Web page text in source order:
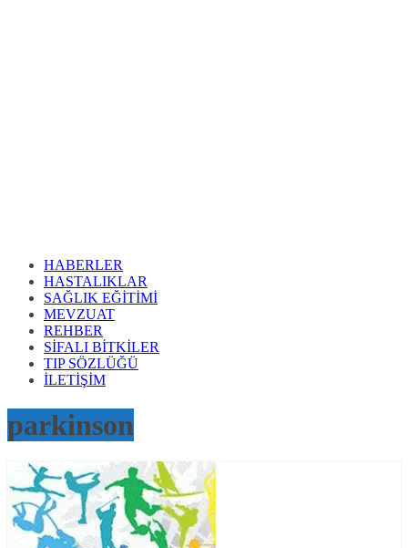
HABERLER
HASTALIKLAR
SAĞLIK EĞİTİMİ
MEVZUAT
REHBER
SİFALI BİTKİLER
TIP SÖZLÜĞÜ
İLETİŞİM
parkinson